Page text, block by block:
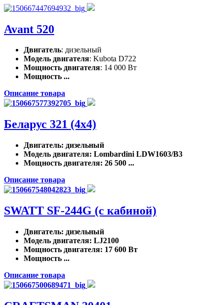
Avant 520
Двигатель: дизельный
Модель двигателя: Kubota D722
Мощность двигателя: 14 000 Вт
Мощность ...
Описание товара
Беларус 321 (4x4)
Двигатель: дизельный
Модель двигателя: Lombardini LDW1603/B3
Мощность двигателя: 26 500 ...
Описание товара
SWATT SF-244G (с кабиной)
Двигатель: дизельный
Модель двигателя: LJ2100
Мощность двигателя: 17 600 Вт
Мощность ...
Описание товара